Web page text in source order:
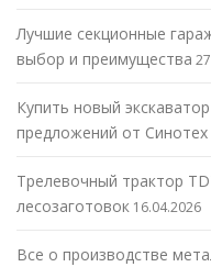
Лучшие секционные
выбор и преимущества
Купить новый
предложений от
Трелевочный трактор
лесозаготовок 16.04.2026
Все о производстве